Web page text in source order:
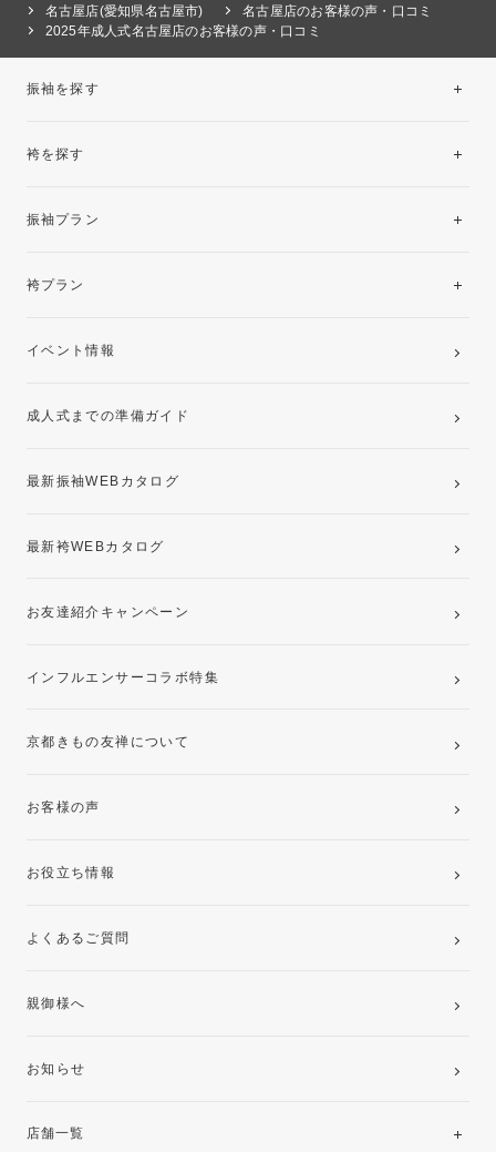
名古屋店(愛知県名古屋市)
名古屋店のお客様の声・口コミ
2025年成人式名古屋店のお客様の声・口コミ
振袖を探す
袴を探す
振袖プラン
レンタルプラン
袴プラン
卒業袴レンタルプラン
イベント情報
成人式までの準備ガイド
最新振袖WEBカタログ
最新袴WEBカタログ
お友達紹介キャンペーン
インフルエンサーコラボ特集
京都きもの友禅について
お客様の声
お役立ち情報
よくあるご質問
親御様へ
お知らせ
店舗一覧